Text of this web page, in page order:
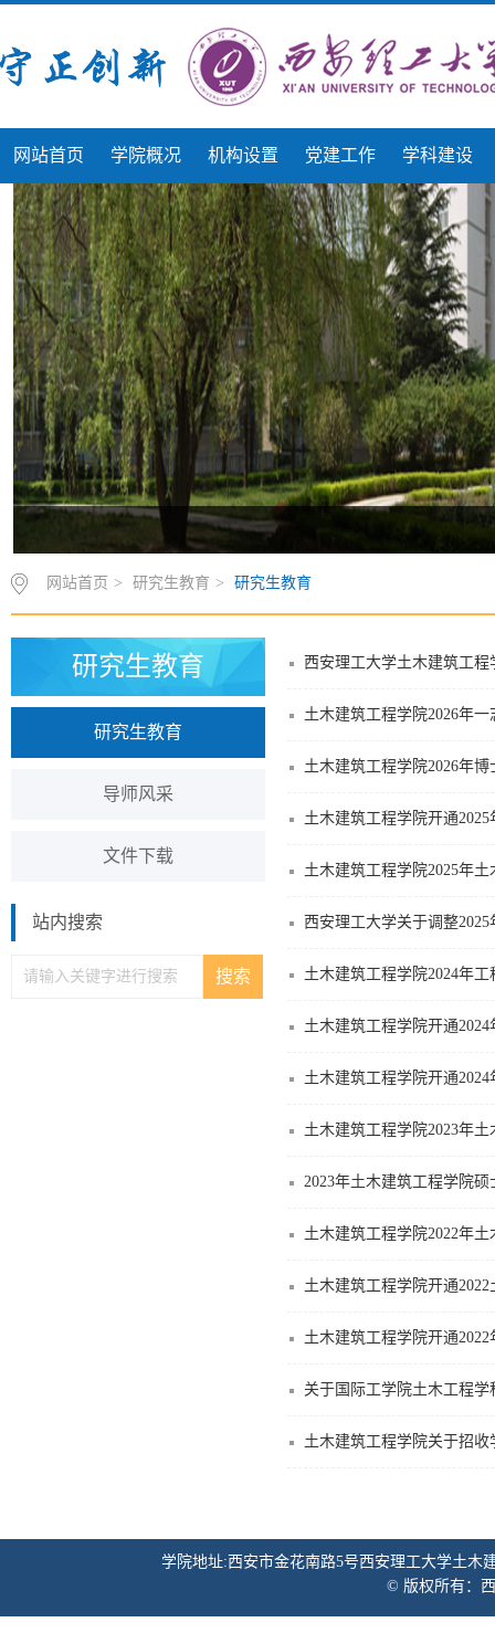
网站首页 学院概况 机构设置 党建工作 学科建设
网站首页 > 研究生教育 > 研究生教育
研究生教育
研究生教育
导师风采
文件下载
站内搜索
西安理工大学土木建筑工
土木建筑工程学院2026年
土木建筑工程学院2026年
土木建筑工程学院开通
土木建筑工程学院2025年
西安理工大学关于调整
土木建筑工程学院2024年
土木建筑工程学院开通
土木建筑工程学院开通
土木建筑工程学院2023年
2023年土木建筑工程学院
土木建筑工程学院2022年
土木建筑工程学院开通
土木建筑工程学院开通
关于国际工学院土木工程
土木建筑工程学院关于招
学院地址:西安市金花南路5号西安理工大学土木
© 版权所有：